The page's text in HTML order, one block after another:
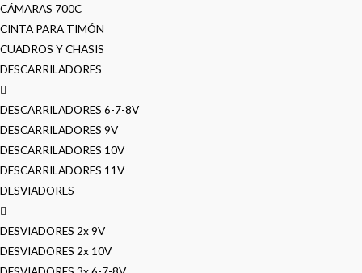
CÁMARAS 700C
CINTA PARA TIMÓN
CUADROS Y CHASIS
DESCARRILADORES
DESCARRILADORES 6-7-8V
DESCARRILADORES 9V
DESCARRILADORES 10V
DESCARRILADORES 11V
DESVIADORES
DESVIADORES 2x 9V
DESVIADORES 2x 10V